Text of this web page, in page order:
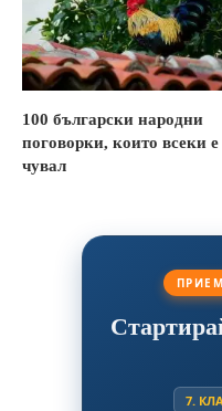
100 български народни
поговорки, които всеки е
чувал
7.